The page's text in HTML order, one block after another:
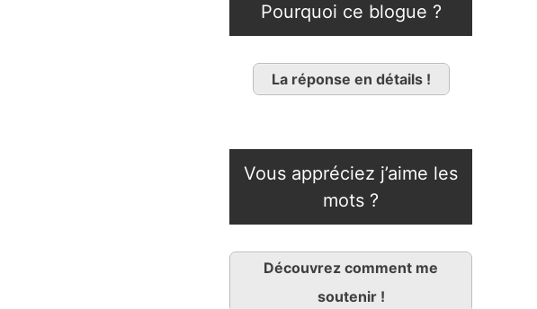
Pourquoi ce blogue ?
La réponse en détails !
Vous appréciez j’aime les
mots ?
Découvrez comment me
soutenir !